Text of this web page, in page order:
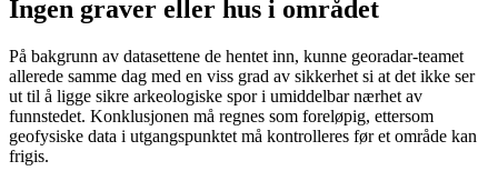
Ingen graver eller hus i området
På bakgrunn av datasettene de hentet inn, kunne georadar-teamet
allerede samme dag med en viss grad av sikkerhet si at det ikke ser
ut til å ligge sikre arkeologiske spor i umiddelbar nærhet av
funnstedet. Konklusjonen må regnes som foreløpig, ettersom
geofysiske data i utgangspunktet må kontrolleres før et område kan
frigis.